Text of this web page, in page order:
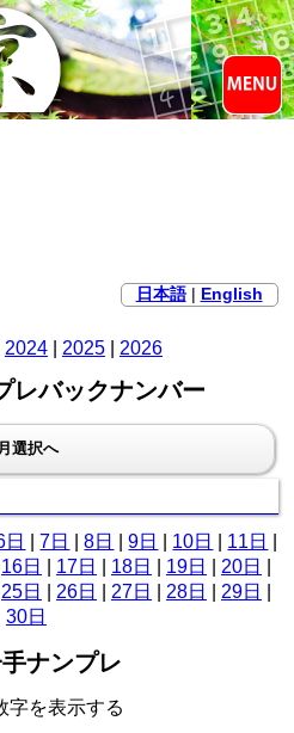
日本語| English
2024| 2025| 2026
レバックナンバー
月選択へ
日 |7日 |8日 |9日 10日 11日
16日 17日 18日 19日 20日
25日 26日 27日 28日 29日
30日
ナンプレ
字を表示する